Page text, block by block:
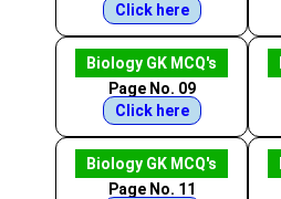
Click here
Biology GK MCQ's
Page No. 09
Click here
Biology GK MCQ's
Page No. 11